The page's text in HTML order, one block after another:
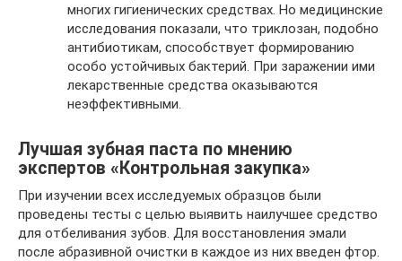
многих гигиенических средствах. Но медицинские
исследования показали, что триклозан, подобно
антибиотикам, способствует формированию
особо устойчивых бактерий. При заражении ими
лекарственные средства оказываются
неэффективными.
Лучшая зубная паста по мнению
экспертов «Контрольная закупка»
При изучении всех исследуемых образцов были
проведены тесты с целью выявить наилучшее средство
для отбеливания зубов. Для восстановления эмали
после абразивной очистки в каждое из них введен фтор.